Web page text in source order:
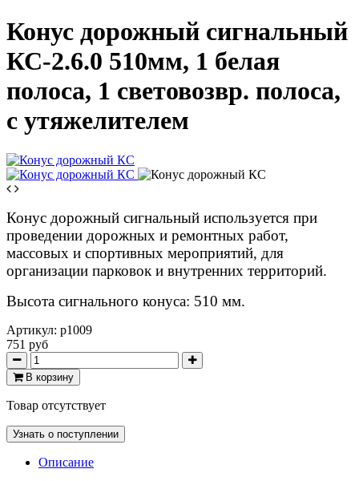
Конус дорожный сигнальный
КС-2.6.0 510мм, 1 белая
полоса, 1 световозвр. полоса,
с утяжелителем
Конус дорожный сигнальный используется при
проведении дорожных и ремонтных работ,
массовых и спортивных мероприятий, для
организации парковок и внутренних территорий.
Высота сигнального конуса: 510 мм.
Артикул: p1009
751 руб
В корзину
Товар отсутствует
Узнать о поступлении
Описание